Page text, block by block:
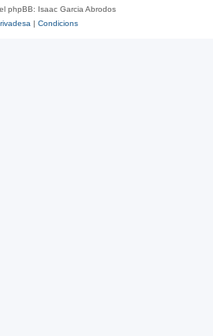
phpBB: Isaac Garcia Abrodos
| Condicions